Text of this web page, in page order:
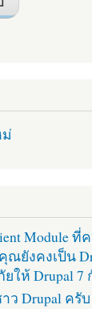
Module
ณยังคงเป็น
ให้ Drupal 7
ว Drupal ครับ